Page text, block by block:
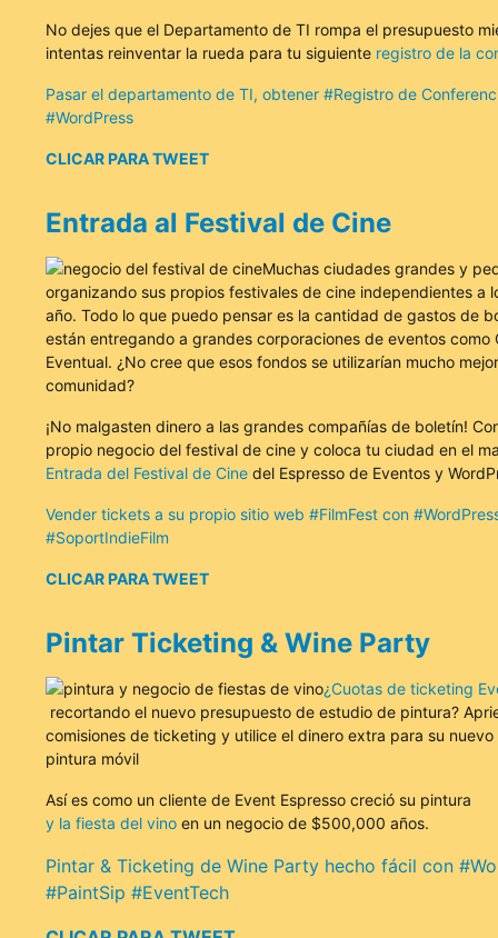
No dejes que el Departamento de TI rompa el presupuesto
intentas reinventar la rueda para tu siguiente registro de la
Pasar el departamento de TI, obtener #Registro de
#WordPress
CLICAR PARA TWEET
Entrada al Festival de Cine
Muchas ciudades grandes y
organizando sus propios festivales de cine independientes a
año. Todo lo que puedo pensar es la cantidad de gastos de
están entregando a grandes corporaciones de eventos como
Eventual. ¿No cree que esos fondos se utilizarían mucho
comunidad?
¡No malgasten dinero a las grandes compañías de boletín!
propio negocio del festival de cine y coloca tu ciudad en el
Entrada del Festival de Cinedel Espresso de Eventos y
Vender tickets a su propio sitio web #FilmFest con
#SoportIndieFilm
CLICAR PARA TWEET
Pintar Ticketing & Wine Party
¿Cuotas de ticketing
recortando el nuevo presupuesto de estudio de pintura?
comisiones de ticketing y utilice el dinero extra para su
pintura móvil
Así es como un cliente de Event Espresso creció su pintura
y la fiesta del vinoen un negocio de $500,000 años.
Pintar & Ticketing de Wine Party hecho fácil con
#PaintSip #EventTech